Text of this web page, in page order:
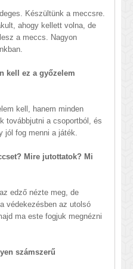
Készültünk a meccsre.
ahogy kellett volna, de
a meccs. Nagyon
kell ez a győzelem
kell, hanem minden
továbbjutni a csoportból, és
jól fog menni a játék.
Mire jutottatok? Mi
edző nézte meg, de
védekezésben az utolsó
ma este fogjuk megnézni
számszerű